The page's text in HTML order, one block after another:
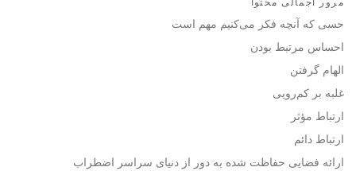
facebook
حسی که آنچه فکر می‌کنیم مهم است
احساس مرتبط بودن
الهام گرفتن
غلبه بر کم‌رویی
ارتباط مؤثر
ارتباط دائم
ارائه فضایی حفاظت شده به دور از دنیای سراسر اضطراب